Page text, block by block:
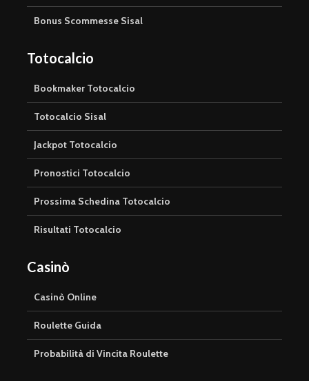
Bonus Scommesse Sisal
Totocalcio
Bookmaker Totocalcio
Totocalcio Sisal
Jackpot Totocalcio
Pronostici Totocalcio
Prossima Schedina Totocalcio
Risultati Totocalcio
Casinò
Casinò Online
Roulette Guida
Probabilità di Vincita Roulette